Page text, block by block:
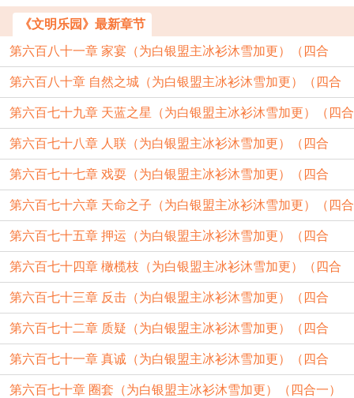
《文明乐园》最新章节
第六百八十一章 家宴（为白银盟主冰衫沐雪加更）（四合
一）
第六百八十章 自然之城（为白银盟主冰衫沐雪加更）（四合
一）
第六百七十九章 天蓝之星（为白银盟主冰衫沐雪加更）（四合
一）
第六百七十八章 人联（为白银盟主冰衫沐雪加更）（四合
一）
第六百七十七章 戏耍（为白银盟主冰衫沐雪加更）（四合
一）
第六百七十六章 天命之子（为白银盟主冰衫沐雪加更）（四合
一）
第六百七十五章 押运（为白银盟主冰衫沐雪加更）（四合
一）
第六百七十四章 橄榄枝（为白银盟主冰衫沐雪加更）（四合
一）
第六百七十三章 反击（为白银盟主冰衫沐雪加更）（四合
一）
第六百七十二章 质疑（为白银盟主冰衫沐雪加更）（四合
一）
第六百七十一章 真诚（为白银盟主冰衫沐雪加更）（四合
一）
第六百七十章 圈套（为白银盟主冰衫沐雪加更）（四合一）